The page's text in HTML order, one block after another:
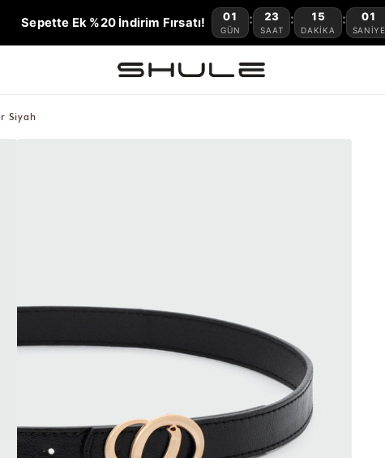
Sepette Ek %20 İndirim Fırsatı! 01
GÜN
: 23
SAAT
: 15
DAKIKA
: 01
SANIYE
Siyah